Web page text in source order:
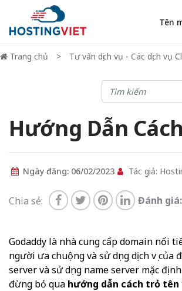
Tên
Trang chủ Tư vấn dịch vụ - Các dịch vụ
Hướng Dẫn
Ngày đăng: 06/02/2023 Tác giả:
Chia sẻ: Đánh giá:
Godaddy là nhà cung cấp domain nổi
người ưa chuộng và sử dụng dịch vụ
server và sử dụng name server mặc
đừng bỏ qua hướng dẫn cách trỏ